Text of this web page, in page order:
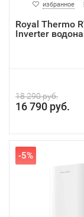
избранное
Royal Thermo
Inverter
18 290 руб.
16 790 руб.
-5%